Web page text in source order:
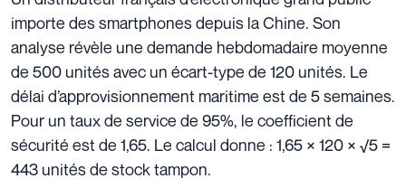
importe des smartphones depuis la Chine. Son
analyse révèle une demande hebdomadaire moyenne
de 500 unités avec un écart-type de 120 unités. Le
délai d’approvisionnement maritime est de 5 semaines.
Pour un taux de service de 95%, le coefficient de
sécurité est de 1,65. Le calcul donne : 1,65 × 120 × √5 =
443 unités de stock tampon.